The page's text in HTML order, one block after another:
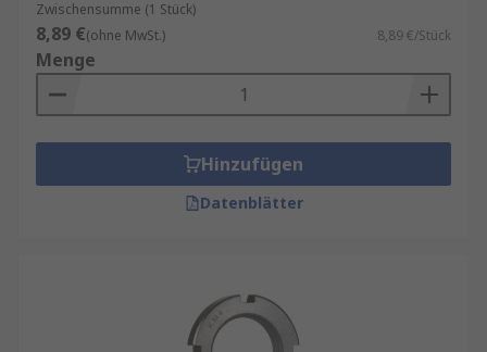
Zwischensumme (1 Stück)
8,89 €(ohne MwSt.) 8,89 €/Stück
Menge
Hinzufügen
Datenblätter